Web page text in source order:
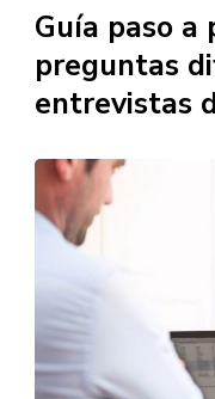
Guía paso a
preguntas
entrevistas